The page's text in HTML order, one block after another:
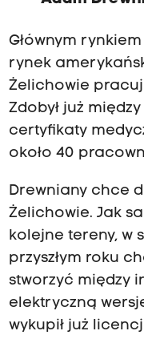
Głównym
rynek
Żelichowie
Zdobył już
certyfikaty
około 40
Drewniany chce
Żelichowie. Jak
kolejne tereny, w
przyszłym roku
stworzyć między
elektryczną
wykupił już